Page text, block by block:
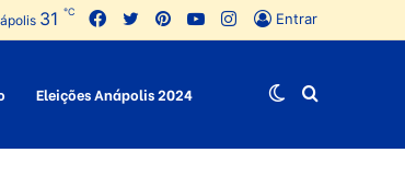
Entrar
Instagram
YouTube
Pinterest
Twitter
Facebook
31 ℃
Eleições Anápolis 2024 Procurar
Switch